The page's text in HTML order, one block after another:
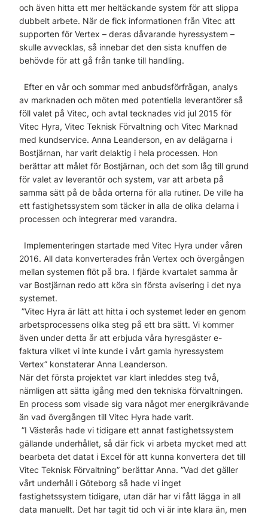
och även hitta ett mer heltäckande system för att slippa
dubbelt arbete. När de fick informationen från Vitec att
supporten för Vertex – deras dåvarande hyressystem –
skulle avvecklas, så innebar det den sista knuffen de
behövde för att gå från tanke till handling.
Efter en vår och sommar med anbudsförfrågan, analys
av marknaden och möten med potentiella leverantörer så
föll valet på Vitec, och avtal tecknades vid jul 2015 för
Vitec Hyra, Vitec Teknisk Förvaltning och Vitec Marknad
med kundservice. Anna Leanderson, en av delägarna i
Bostjärnan, har varit delaktig i hela processen. Hon
berättar att målet för Bostjärnan, och det som låg till grund
för valet av leverantör och system, var att arbeta på
samma sätt på de båda orterna för alla rutiner. De ville ha
ett fastighetssystem som täcker in alla de olika delarna i
processen och integrerar med varandra.
Implementeringen startade med Vitec Hyra under våren
2016. All data konverterades från Vertex och övergången
mellan systemen flöt på bra. I fjärde kvartalet samma år
var Bostjärnan redo att köra sin första avisering i det nya
systemet.
”Vitec Hyra är lätt att hitta i och systemet leder en genom
arbetsprocessens olika steg på ett bra sätt. Vi kommer
även under detta år att erbjuda våra hyresgäster e-
faktura vilket vi inte kunde i vårt gamla hyressystem
Vertex” konstaterar Anna Leanderson.
När det första projektet var klart inleddes steg två,
nämligen att sätta igång med den tekniska förvaltningen.
En process som visade sig vara något mer energikrävande
än vad övergången till Vitec Hyra hade varit.
”I Västerås hade vi tidigare ett annat fastighetssystem
gällande underhållet, så där fick vi arbeta mycket med att
bearbeta det datat i Excel för att kunna konvertera det till
Vitec Teknisk Förvaltning” berättar Anna. ”Vad det gäller
vårt underhåll i Göteborg så hade vi inget
fastighetssystem tidigare, utan där har vi fått lägga in all
data manuellt. Det har tagit tid och vi är inte klara än, men